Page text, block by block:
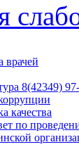
врачей
8(42349)
качества
по